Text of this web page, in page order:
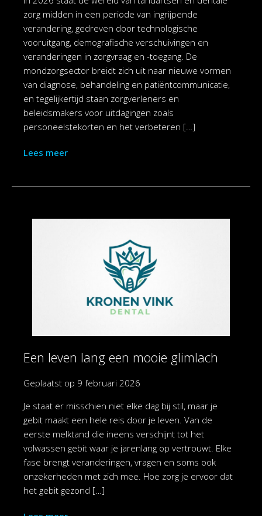
zorg midden in een periode van ingrijpende
verandering, gedreven door technologische
vooruitgang, demografische verschuivingen en
veranderingen in zorgvraag en -toegang. De
mondzorgsector breidt zich uit naar nieuwe vormen
van diagnose, behandeling en patiëntcommunicatie,
en tegelijkertijd staan zorgverleners en
beleidsmakers voor uitdagingen zoals
personeelstekorten en het verbeteren […]
Lees meer
Een leven lang een mooie glimlach
Geplaatst op 9 februari 2026
Je staat er misschien niet elke dag bij stil, maar je
gebit maakt een hele reis door je leven. Van de
eerste melktand die ineens verschijnt tot het
volwassen gebit waar je jarenlang op vertrouwt. Elke
fase brengt veranderingen, vragen en soms ook
onzekerheden met zich mee. Hoe zorg je ervoor dat
het gebit gezond […]